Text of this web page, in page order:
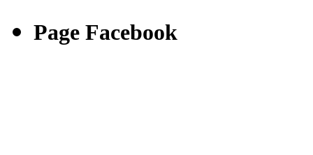
Page Facebook